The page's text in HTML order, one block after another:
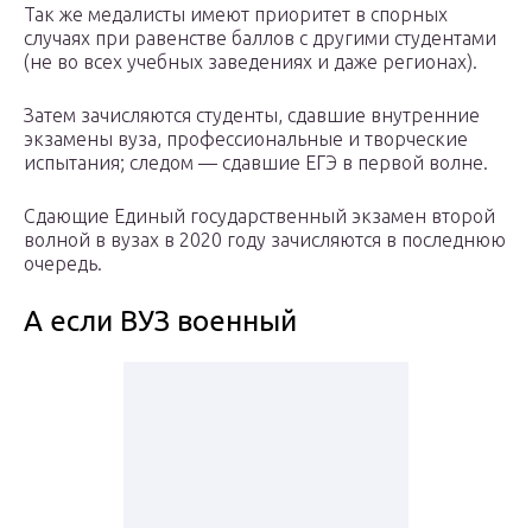
Так же медалисты имеют приоритет в спорных
случаях при равенстве баллов с другими студентами
(не во всех учебных заведениях и даже регионах).
Затем зачисляются студенты, сдавшие внутренние
экзамены вуза, профессиональные и творческие
испытания; следом — сдавшие ЕГЭ в первой волне.
Сдающие Единый государственный экзамен второй
волной в вузах в 2020 году зачисляются в последнюю
очередь.
А если ВУЗ военный